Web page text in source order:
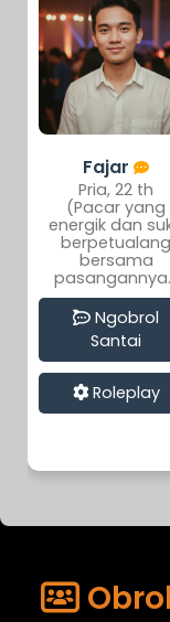
Fajar
Pria, 22 th
(Pacar yang
energik dan
berpetualang
bersama
Ngobrol
Santai
Roleplay